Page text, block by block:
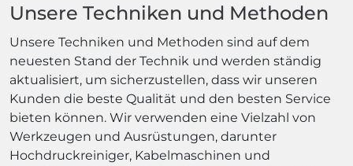
Unsere Techniken und Methoden
Unsere Techniken und Methoden sind auf dem
neuesten Stand der Technik und werden ständig
aktualisiert, um sicherzustellen, dass wir unseren
Kunden die beste Qualität und den besten Service
bieten können. Wir verwenden eine Vielzahl von
Werkzeugen und Ausrüstungen, darunter
Hochdruckreiniger, Kabelmaschinen und